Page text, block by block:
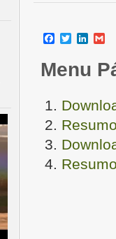
Facebook
Twitter
Menu